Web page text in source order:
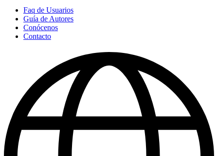
Faq de Usuarios
Guía de Autores
Conócenos
Contacto